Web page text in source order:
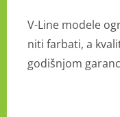
V-Line modele
niti farbati, a
godišnjom